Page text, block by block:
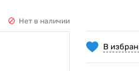
Нет в наличии
В